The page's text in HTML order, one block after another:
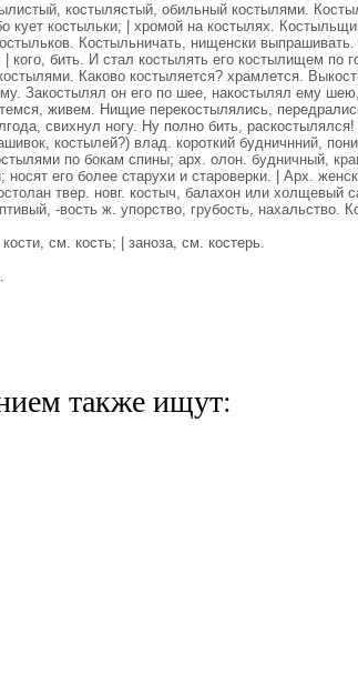
костылястый, обильный костылями.
кует костыльки; | хромой на костылях.
Костыльничать, нищенски
кого, бить. И стал костылять его костылищем по
Каково костыляется? храмлется.
Закостылял он его по шее, накостылял ему
живем. Нищие перекостылялись,
свихнул ногу. Ну полно бить, раскостылялся!
костылей?) влад. короткий будничнний,
по бокам спины; арх. олон. будничный,
его более старухи и староверки. | Арх.
твер. новг. костыч, балахон или холщевый
-вость ж. упорство, грубость, нахальство.
см. кость; | заноза, см. костерь.
также ищут: